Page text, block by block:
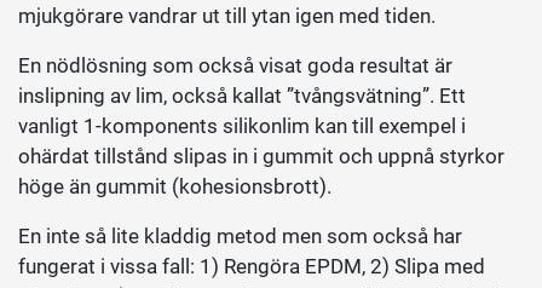
mjukgörare vandrar ut till ytan igen med tiden.
En nödlösning som också visat goda resultat är
inslipning av lim, också kallat ”tvångsvätning”. Ett
vanligt 1-komponents silikonlim kan till exempel i
ohärdat tillstånd slipas in i gummit och uppnå styrkor
höge än gummit (kohesionsbrott).
En inte så lite kladdig metod men som också har
fungerat i vissa fall: 1) Rengöra EPDM, 2) Slipa med